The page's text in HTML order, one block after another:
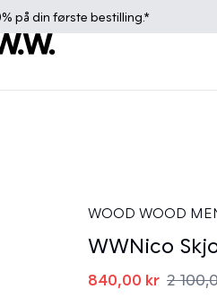
på din første bestilling.*
slide
WOOD WOOD
WWNico
840,00 kr 2